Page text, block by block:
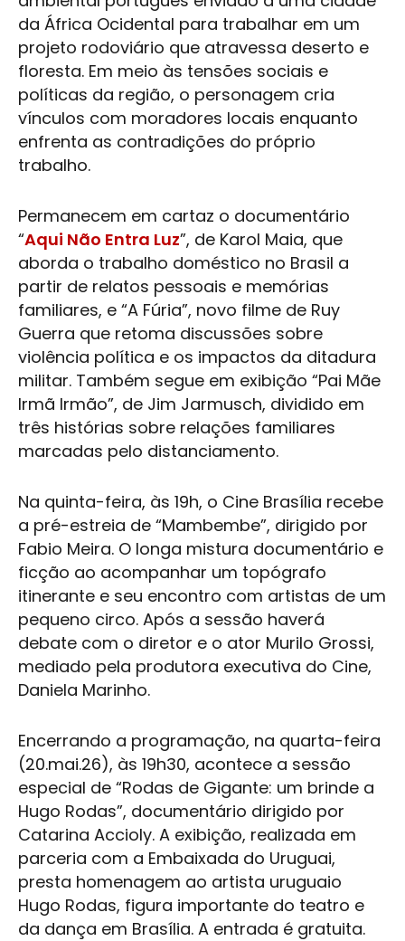
da África Ocidental para trabalhar em um
projeto rodoviário que atravessa deserto e
floresta. Em meio às tensões sociais e
políticas da região, o personagem cria
vínculos com moradores locais enquanto
enfrenta as contradições do próprio
trabalho.
Permanecem em cartaz o documentário
“Aqui Não Entra Luz”, de Karol Maia, que
aborda o trabalho doméstico no Brasil a
partir de relatos pessoais e memórias
familiares, e “A Fúria”, novo filme de Ruy
Guerra que retoma discussões sobre
violência política e os impactos da ditadura
militar. Também segue em exibição “Pai Mãe
Irmã Irmão”, de Jim Jarmusch, dividido em
três histórias sobre relações familiares
marcadas pelo distanciamento.
Na quinta-feira, às 19h, o Cine Brasília recebe
a pré-estreia de “Mambembe”, dirigido por
Fabio Meira. O longa mistura documentário e
ficção ao acompanhar um topógrafo
itinerante e seu encontro com artistas de um
pequeno circo. Após a sessão haverá
debate com o diretor e o ator Murilo Grossi,
mediado pela produtora executiva do Cine,
Daniela Marinho.
Encerrando a programação, na quarta-feira
(20.mai.26), às 19h30, acontece a sessão
especial de “Rodas de Gigante: um brinde a
Hugo Rodas”, documentário dirigido por
Catarina Accioly. A exibição, realizada em
parceria com a Embaixada do Uruguai,
presta homenagem ao artista uruguaio
Hugo Rodas, figura importante do teatro e
da dança em Brasília. A entrada é gratuita.